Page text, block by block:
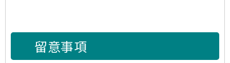
留意事項